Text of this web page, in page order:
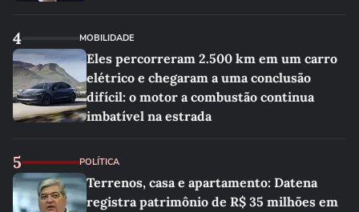
4 MOBILIDADE
Eles percorreram 2.500 km em um carro
elétrico e chegaram a uma conclusão
difícil: o motor a combustão continua
imbatível na estrada
5 POLÍTICA
Terrenos, casa e apartamento: Datena
registra patrimônio de R$ 35 milhões em